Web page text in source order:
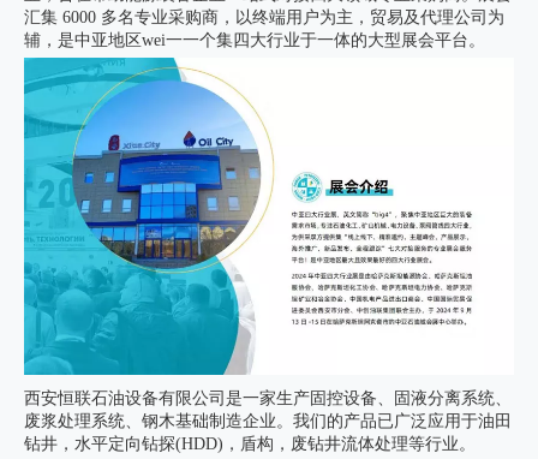
汇集 6000 多名专业采购商，以终端用户为主，贸易及代理公司为
辅，是中亚地区wei一一个集四大行业于一体的大型展会平台。
西安恒联石油设备有限公司是一家生产固控设备、固液分离系统、
废浆处理系统、钢木基础制造企业。我们的产品已广泛应用于油田
钻井，水平定向钻探(HDD)，盾构，废钻井流体处理等行业。